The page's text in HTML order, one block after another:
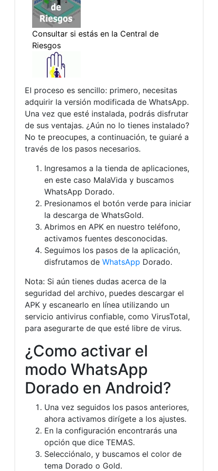
El proceso es sencillo: primero, necesitas
adquirir la versión modificada de WhatsApp.
Una vez que esté instalada, podrás disfrutar
de sus ventajas. ¿Aún no lo tienes instalado?
No te preocupes, a continuación, te guiaré a
través de los pasos necesarios.
Ingresamos a la tienda de aplicaciones,
en este caso MalaVida y buscamos
WhatsApp Dorado.
Presionamos el botón verde para iniciar
la descarga de WhatsGold.
Abrimos en APK en nuestro teléfono,
activamos fuentes desconocidas.
Seguimos los pasos de la aplicación,
disfrutamos de WhatsApp Dorado.
Nota: Si aún tienes dudas acerca de la
seguridad del archivo, puedes descargar el
APK y escanearlo en línea utilizando un
servicio antivirus confiable, como VirusTotal,
para asegurarte de que esté libre de virus.
¿Como activar el
modo WhatsApp
Dorado en Android?
Una vez seguidos los pasos anteriores,
ahora activamos dirígete a los ajustes.
En la configuración encontrarás una
opción que dice TEMAS.
Selecciónalo, y buscamos el color de
tema Dorado o Gold.